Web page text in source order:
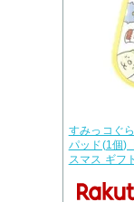
すみっコぐ
パッド(1個)
スマス ギフ